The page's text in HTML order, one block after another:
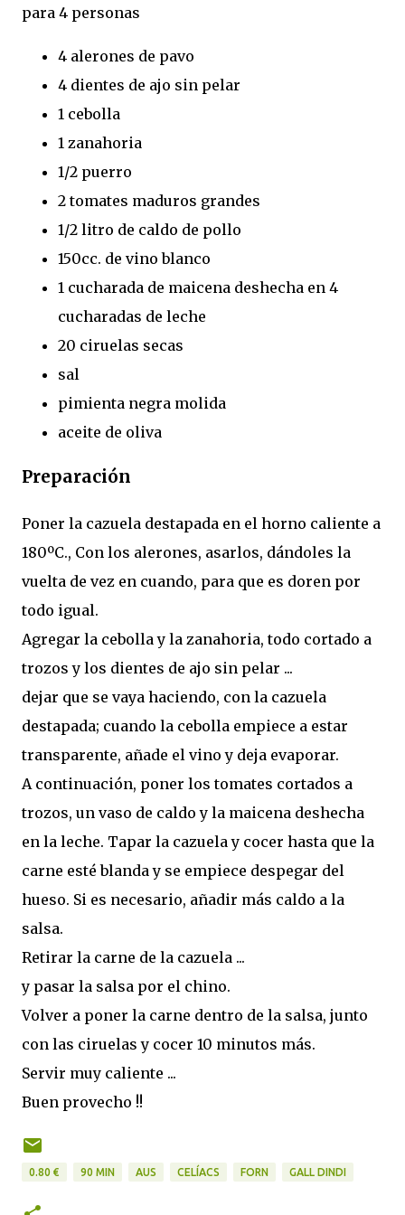
para 4 personas
4 alerones de pavo
4 dientes de ajo sin pelar
1 cebolla
1 zanahoria
1/2 puerro
2 tomates maduros grandes
1/2 litro de caldo de pollo
150cc. de vino blanco
1 cucharada de maicena deshecha en 4
cucharadas de leche
20 ciruelas secas
sal
pimienta negra molida
aceite de oliva
Preparación
Poner la cazuela destapada en el horno caliente a
180ºC., Con los alerones, asarlos, dándoles la
vuelta de vez en cuando, para que es doren por
todo igual.
Agregar la cebolla y la zanahoria, todo cortado a
trozos y los dientes de ajo sin pelar ...
dejar que se vaya haciendo, con la cazuela
destapada; cuando la cebolla empiece a estar
transparente, añade el vino y deja evaporar.
A continuación, poner los tomates cortados a
trozos, un vaso de caldo y la maicena deshecha
en la leche. Tapar la cazuela y cocer hasta que la
carne esté blanda y se empiece despegar del
hueso. Si es necesario, añadir más caldo a la
salsa.
Retirar la carne de la cazuela ...
y pasar la salsa por el chino.
Volver a poner la carne dentro de la salsa, junto
con las ciruelas y cocer 10 minutos más.
Servir muy caliente ...
Buen provecho !!
0.80 € 90 MIN AUS CELÍACS FORN GALL DINDI